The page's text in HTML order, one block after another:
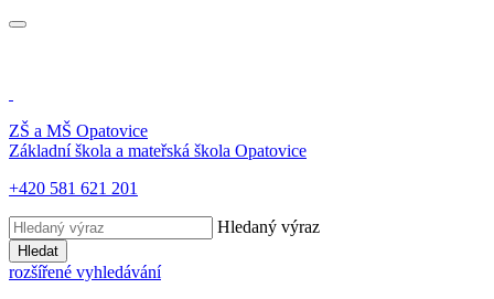
ZŠ a MŠ Opatovice
Základní škola a mateřská škola Opatovice
+420 581 621 201
Hledaný výraz
Hledat
rozšířené vyhledávání